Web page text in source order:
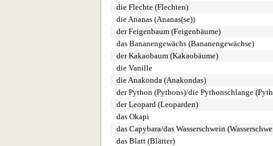
die Flechte (Flechten)
die Ananas (Ananas(se))
der Feigenbaum (Feigenbäume)
das Bananengewächs (Bananengewächse)
der Kakaobaum (Kakaobäume)
die Vanille
die Anakonda (Anakondas)
der Python (Pythons)/die Pythonschlange
der Leopard (Leoparden)
das Okapi
das Capybara/das Wasserschwein
das Blatt (Blätter)